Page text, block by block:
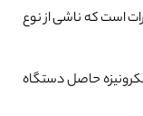
است که ناشی از نوع
حاصل دستگاه